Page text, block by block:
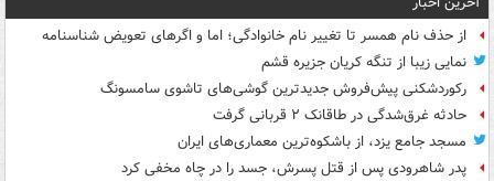
از حذف نام همسر تا تغییر نام خانوادگی؛ اما و اگرهای تعویض شناسنامه
نمایی زیبا از تنگه کریان جزیره قشم
رکوردشکنی پیش‌فروش جدیدترین گوشی‌های تاشوی سامسونگ
حادثه غرق‌شدگی در طاقانک ۲ قربانی گرفت
مسجد جامع یزد، از باشکوه‌ترین معماری‌های ایران
پدر شاهرودی پس از قتل پسرش، جسد را در چاه مخفی کرد